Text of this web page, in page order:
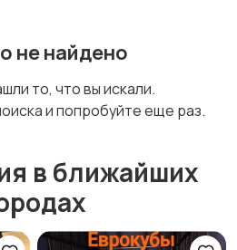
Садовая мебель
не найдено
то, что вы искали.
и попробуйте еще раз.
в ближайших